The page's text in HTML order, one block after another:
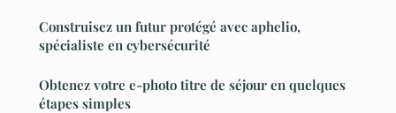
Construisez un futur protégé avec aphelio,
spécialiste en cybersécurité
Obtenez votre e-photo titre de séjour en quelques
étapes simples